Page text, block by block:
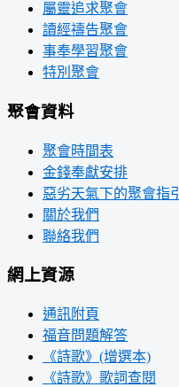
屬靈追求聚會
讀經禱告聚會
事奉學習聚會
特別聚會
聚會資料
聚會時間表
金錢奉獻安排
惡劣天氣下的聚會指引
關於我們
聯絡我們
網上資源
通訊附頁
福音問題解答
《詩歌》(增選本)
《詩歌》歌詞查閱